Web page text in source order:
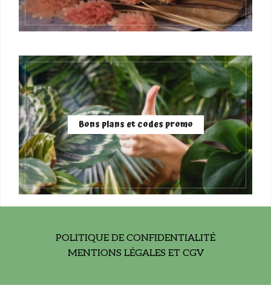
Bons plans et codes promo
POLITIQUE DE CONFIDENTIALITÉ
MENTIONS LÉGALES ET CGV